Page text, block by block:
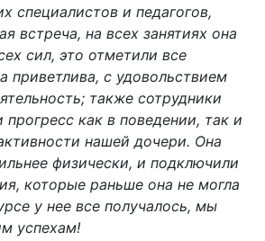
специалистов и педагогов,
встреча, на всех занятиях она
сил, это отметили все
приветлива, с удовольствием
также сотрудники
прогресс как в поведении, так и
нашей дочери. Она
физически, и подключили
которые раньше она не могла
у нее все получалось, мы
успехам!